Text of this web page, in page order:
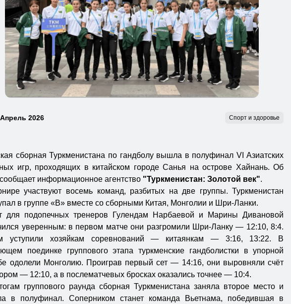
2026 Спорт и здоровье
сборная Туркменистана по гандболу вышла в полуфинал VI Азиатских
игр, проходящих в китайском городе Санья на острове Хайнань. Об
информационное агентство "Туркменистан: Золотой век".
участвуют восемь команд, разбитых на две группы. Туркменистан
в группе «В» вместе со сборными Китая, Монголии и Шри-Ланки.
для подопечных тренеров Гулендам Нарбаевой и Марины Дивановой
уверенным: в первом матче они разгромили Шри-Ланку — 12:10, 8:4.
уступили хозяйкам соревнований — китаянкам — 3:16, 13:22. В
поединке группового этапа туркменские гандболистки в упорной
одолели Монголию. Проиграв первый сет — 14:16, они выровняли счёт
— 12:10, а в послематчевых бросках оказались точнее — 10:4.
группового раунда сборная Туркменистана заняла второе место и
в полуфинал. Соперником станет команда Вьетнама, победившая в